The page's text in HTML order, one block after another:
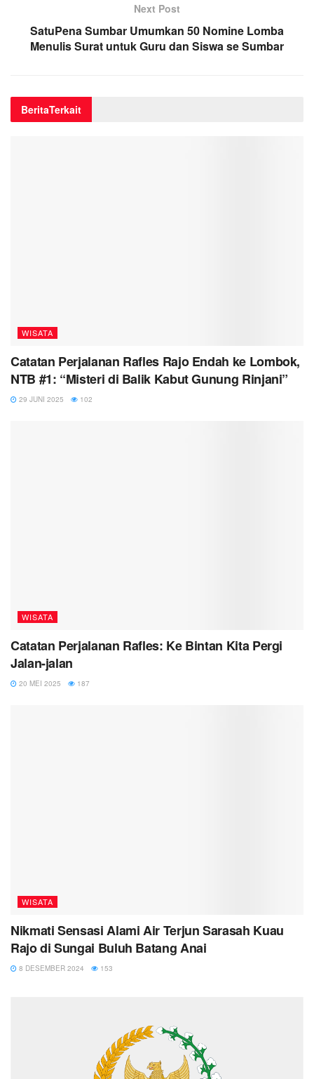
Next Post
SatuPena Sumbar Umumkan 50 Nomine Lomba
Menulis Surat untuk Guru dan Siswa se Sumbar
BeritaTerkait
WISATA
Catatan Perjalanan Rafles Rajo Endah ke Lombok,
NTB #1: “Misteri di Balik Kabut Gunung Rinjani”
29 JUNI 2025 102
WISATA
Catatan Perjalanan Rafles: Ke Bintan Kita Pergi
Jalan-jalan
20 MEI 2025 187
WISATA
Nikmati Sensasi Alami Air Terjun Sarasah Kuau
Rajo di Sungai Buluh Batang Anai
8 DESEMBER 2024 153